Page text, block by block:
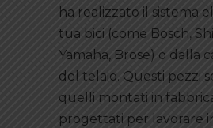
ha realizzato il sistema
tua bici (come Bosch,
Yamaha, Brose) o dalla
del telaio. Questi pezzi
quelli montati in
progettati per lavorare